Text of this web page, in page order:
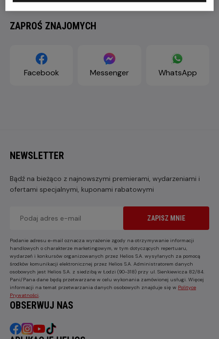
ZAPROŚ ZNAJOMYCH
Facebook Messenger WhatsApp
NEWSLETTER
Bądź na bieżąco z najnowszymi premierami, wydarzeniami i
ofertami specjalnymi, kuponami rabatowymi
ZAPISZ MNIE
Podanie adresu e-mail oznacza wyrażenie zgody na otrzymywanie informacji
handlowych o charakterze marketingowym, w tym dotyczących repertuaru,
wydarzeń i konkursów organizowanych przez Helios S.A. wysyłanych za pomocą
środków komunikacji elektronicznej przez Helios S.A. Administratorem danych
osobowych jest Helios S.A. z siedzibą w Łodzi (90-318) przy ul. Sienkiewicza 82/84.
Pani/Pana dane będą przetwarzane w celu wykonania zamówionej usługi. Więcej
informacji na temat przetwarzania danych osobowych znajduje się w Polityce
Prywatności
OBSERWUJ NAS